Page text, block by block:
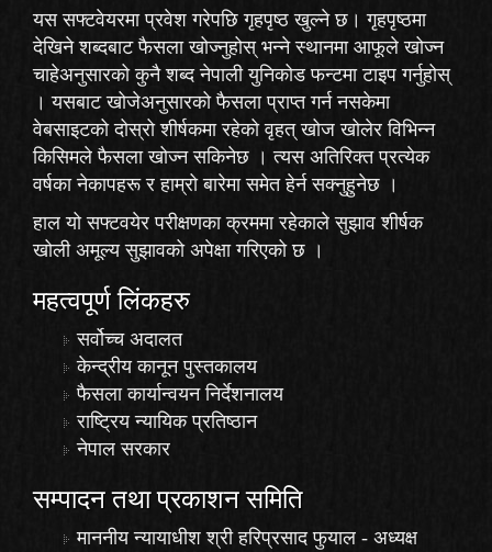
यस सफ्टवेयरमा प्रवेश गरेपछि गृहपृष्ठ खुल्ने छ। गृहपृष्ठमा
देखिने शब्दबाट फैसला खोज्नुहोस् भन्ने स्थानमा आफूले खोज्न
चाहेअनुसारको कुनै शब्द नेपाली युनिकोड फन्टमा टाइप गर्नुहोस्
। यसबाट खोजेअनुसारको फैसला प्राप्त गर्न नसकेमा
वेबसाइटको दोस्रो शीर्षकमा रहेकोवृहत् खोज खोलेर विभिन्न
किसिमले फैसला खोज्न सकिनेछ । त्यस अतिरिक्त प्रत्येक
वर्षका नेकापहरू र हाम्रो बारेमा समेत हेर्न सक्नुहुनेछ ।
हाल यो सफ्टवयेर परीक्षणका क्रममा रहेकालेसुझाव शीर्षक
खोली अमूल्य सुझावको अपेक्षा गरिएको छ ।
महत्वपूर्ण लिंकहरु
सर्वोच्च अदालत
केन्द्रीय कानून पुस्तकालय
फैसला कार्यान्वयन निर्देशनालय
राष्ट्रिय न्यायिक प्रतिष्ठान
नेपाल सरकार
सम्पादन तथा प्रकाशन समिति
माननीय न्यायाधीश श्री हरिप्रसाद फुयाल - अध्यक्ष